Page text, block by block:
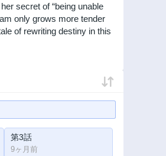
secret of “being unable
only grows more tender
of rewriting destiny in this
第3話
9ヶ月前